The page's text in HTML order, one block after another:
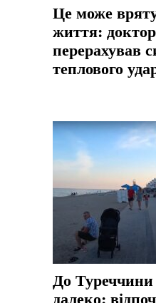
Це може
життя:
перерахував
теплового
До